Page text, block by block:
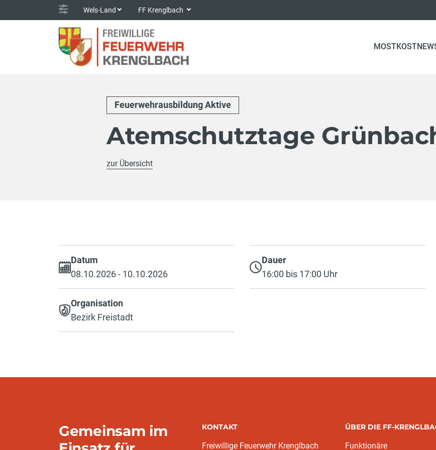
Wels-Land FF Krenglbach
MOSTKOST
Feuerwehrausbildung Aktive
Atemschutztage
zur Übersicht
Datum
08.10.2026 - 10.10.2026
Dauer
16:00 bis 17:00 Uhr
Organisation
Bezirk Freistadt
Gemeinsam im
KONTAKT
Freiwillige Feuerwehr Krenglbach
ÜBER DIE FF-
Funktionäre